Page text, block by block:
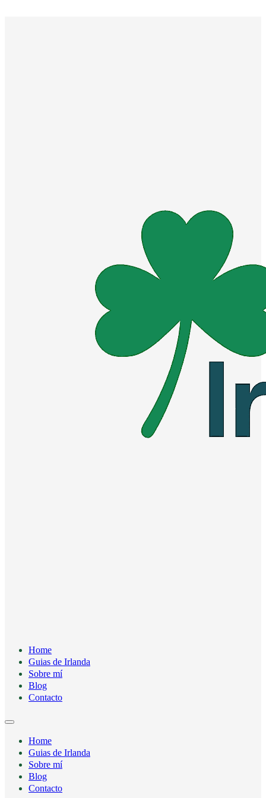
Home
Guias de Irlanda
Sobre mí
Blog
Contacto
Home
Guias de Irlanda
Sobre mí
Blog
Contacto